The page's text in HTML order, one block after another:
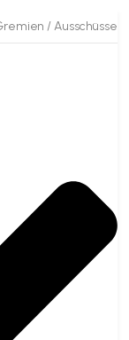
/ Ausschüsse